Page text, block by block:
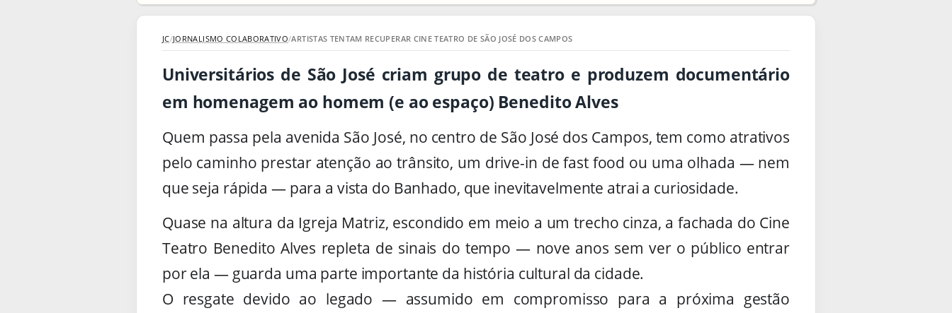
JC/JORNALISMO COLABORATIVO/ARTISTAS TENTAM RECUPERAR CINE TEATRO DE SÃO JOSÉ DOS CAMPOS
Universitários de São José criam grupo de teatro e produzem documentário
em homenagem ao homem (e ao espaço) Benedito Alves
Quem passa pela avenida São José, no centro de São José dos Campos, tem como atrativos
pelo caminho prestar atenção ao trânsito, um drive-in de fast food ou uma olhada — nem
que seja rápida — para a vista do Banhado, que inevitavelmente atrai a curiosidade.
Quase na altura da Igreja Matriz, escondido em meio a um trecho cinza, a fachada do Cine
Teatro Benedito Alves repleta de sinais do tempo — nove anos sem ver o público entrar
por ela — guarda uma parte importante da história cultural da cidade.
O resgate devido ao legado — assumido em compromisso para a próxima gestão